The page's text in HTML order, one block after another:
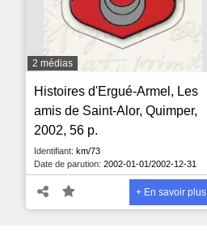
2 médias
Histoires d'Ergué-Armel, Les
amis de Saint-Alor, Quimper,
2002, 56 p.
Identifiant: km/73
Date de parution: 2002-01-01/2002-12-31
+ En savoir plus